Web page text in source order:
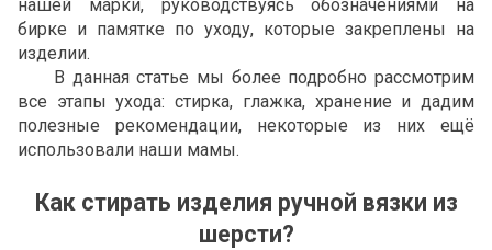
нашей марки, руководствуясь обозначениями на
бирке и памятке по уходу, которые закреплены на
изделии.
В данная статье мы более подробно рассмотрим
все этапы ухода: стирка, глажка, хранение и дадим
полезные рекомендации, некоторые из них ещё
использовали наши мамы.
Как стирать изделия ручной вязки из
шерсти?